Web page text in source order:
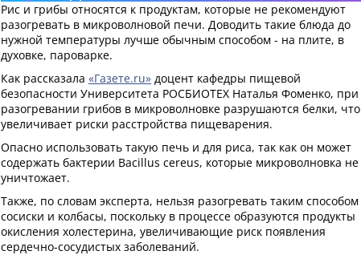
Рис и грибы относятся к продуктам, которые не рекомендуют
разогревать в микроволновой печи. Доводить такие блюда до
нужной температуры лучше обычным способом - на плите, в
духовке, пароварке.
Как рассказала «Газете.ru» доцент кафедры пищевой
безопасности Университета РОСБИОТЕХ Наталья Фоменко, при
разогревании грибов в микроволновке разрушаются белки, что
увеличивает риски расстройства пищеварения.
Опасно использовать такую печь и для риса, так как он может
содержать бактерии Bacillus cereus, которые микроволновка не
уничтожает.
Также, по словам эксперта, нельзя разогревать таким способом
сосиски и колбасы, поскольку в процессе образуются продукты
окисления холестерина, увеличивающие риск появления
сердечно-сосудистых заболеваний.